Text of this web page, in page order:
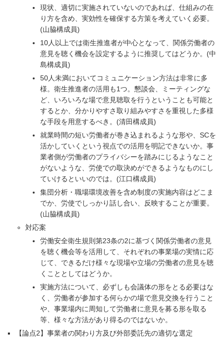
現状、適切に実施されていないのであれば、仕組みの在
り方を含め、実効性を確保する方策を考えていく必要。
(山脇構成員)
10人以上では衛生推進者が中心となって、関係労働者の
意見を聴く機会を設定するように推奨してはどうか。(中
島構成員)
50人未満においてコミュニケーション方法は非常に多
様。衛生推進者の活用も1つ。懇談会、ミーティングな
ど、いろいろな場で意見聴取を行うということも可能と
するとか、分かりやすさ取り組みやすさを重視した多様
な手段を用意するべき。(清田構成員)
就業時間の短い労働者が巻き込まれるような形や、SCを
活かしていくという視点での活用を明記できないか。事
業者側が労働者のプライバシーを踏みにじるようなこと
がないような、労使での取決めができるようなものにし
ていけるといいのでは。(江口構成員)
集団分析・職場環境改善を含め制度の実施内容はどこま
でか、労使でしっかり話し合い、反映することが重要。
(山脇構成員)
対応案
労働安全衛生規則第23条の2に基づく関係労働者の意見
を聴く機会等を活用して、それぞれの事業場の実情に応
じて、できるだけ様々な現場や立場の労働者の意見を聴
くこととしてはどうか。
実施方法について、必ずしも会議体の形をとる必要はな
く、労働者が参加する何らかの場で意見交換を行うこと
や、事業場内に周知して労働者に意見を募る形を取る
等、様々な方法があり得るのではないか。
【論点2】事業者の関わり方及び外部委託先の適切な選定